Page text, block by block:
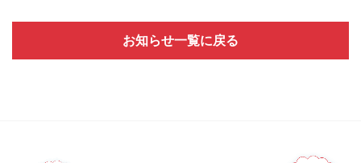
お知らせ一覧に戻る